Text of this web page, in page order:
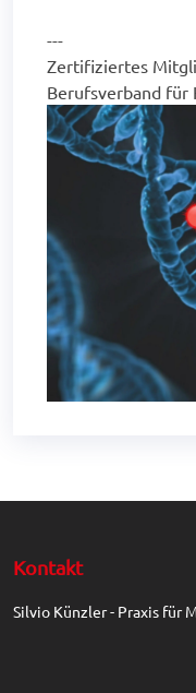
---
Zertifiziertes
Berufsverband für
Kontakt
Silvio Künzler - Praxis für